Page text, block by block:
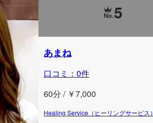
5
あまね
口コミ：0件
60分 / ￥7,000
Healing Service（ヒーリングサービス）